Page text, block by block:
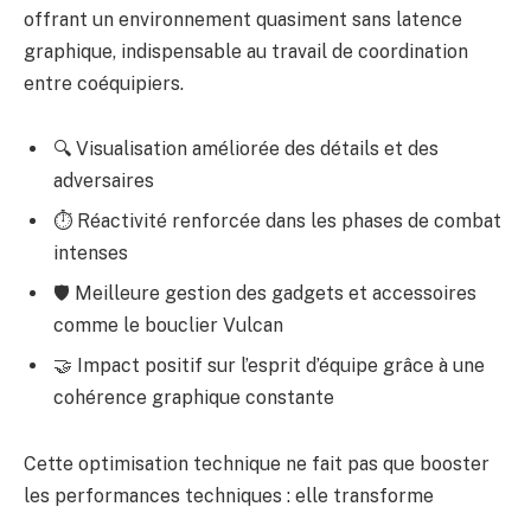
offrant un environnement quasiment sans latence
graphique, indispensable au travail de coordination
entre coéquipiers.
🔍 Visualisation améliorée des détails et des
adversaires
⏱️ Réactivité renforcée dans les phases de combat
intenses
🛡️ Meilleure gestion des gadgets et accessoires
comme le bouclier Vulcan
🤝 Impact positif sur l’esprit d’équipe grâce à une
cohérence graphique constante
Cette optimisation technique ne fait pas que booster
les performances techniques : elle transforme